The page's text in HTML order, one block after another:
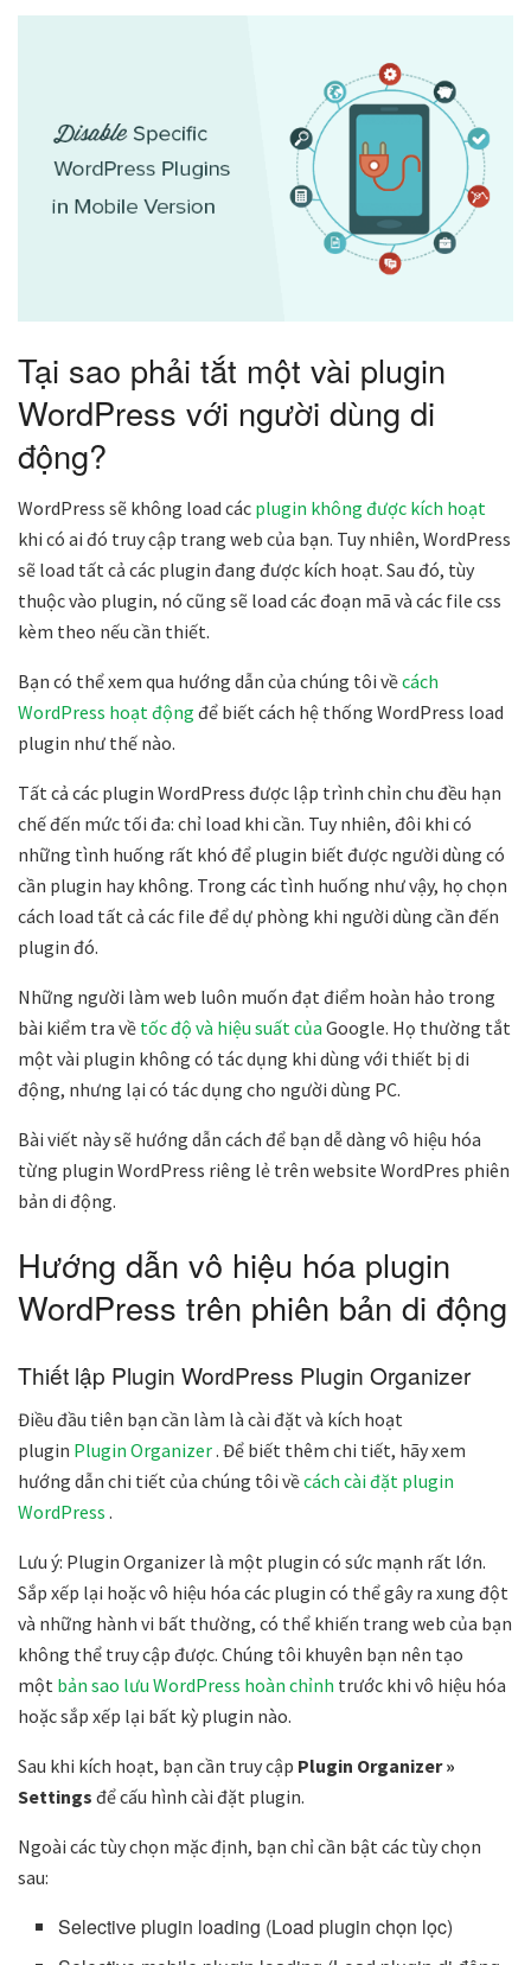
Tại sao phải tắt một vài plugin
WordPress với người dùng di
động?
WordPress sẽ không load các plugin không được kích hoạt
khi có ai đó truy cập trang web của bạn. Tuy nhiên, WordPress
sẽ load tất cả các plugin đang được kích hoạt. Sau đó, tùy
thuộc vào plugin, nó cũng sẽ load các đoạn mã và các file css
kèm theo nếu cần thiết.
Bạn có thể xem qua hướng dẫn của chúng tôi vềcách
WordPress hoạt động để biết cách hệ thống WordPress load
plugin như thế nào.
Tất cả các plugin WordPress được lập trình chỉn chu đều hạn
chế đến mức tối đa: chỉ load khi cần. Tuy nhiên, đôi khi có
những tình huống rất khó để plugin biết được người dùng có
cần plugin hay không. Trong các tình huống như vậy, họ chọn
cách load tất cả các file để dự phòng khi người dùng cần đến
plugin đó.
Những người làm web luôn muốn đạt điểm hoàn hảo trong
bài kiểm tra về tốc độ và hiệu suất của Google. Họ thường tắt
một vài plugin không có tác dụng khi dùng với thiết bị di
động, nhưng lại có tác dụng cho người dùng PC.
Bài viết này sẽ hướng dẫn cách để bạn dễ dàng vô hiệu hóa
từng plugin WordPress riêng lẻ trên website WordPres phiên
bản di động.
Hướng dẫn vô hiệu hóa plugin
WordPress trên phiên bản di động
Thiết lập Plugin WordPress Plugin Organizer
Điều đầu tiên bạn cần làm là cài đặt và kích hoạt
plugin Plugin Organizer. Để biết thêm chi tiết, hãy xem
hướng dẫn chi tiết của chúng tôi vềcách cài đặt plugin
WordPress .
Lưu ý: Plugin Organizer là một plugin có sức mạnh rất lớn.
Sắp xếp lại hoặc vô hiệu hóa các plugin có thể gây ra xung đột
và những hành vi bất thường, có thể khiến trang web của bạn
không thể truy cập được. Chúng tôi khuyên bạn nên tạo
một bản sao lưu WordPress hoàn chỉnh trước khi vô hiệu hóa
hoặc sắp xếp lại bất kỳ plugin nào.
Sau khi kích hoạt, bạn cần truy cập Plugin Organizer »
Settings để cấu hình cài đặt plugin.
Ngoài các tùy chọn mặc định, bạn chỉ cần bật các tùy chọn
sau:
Selective plugin loading (Load plugin chọn lọc)